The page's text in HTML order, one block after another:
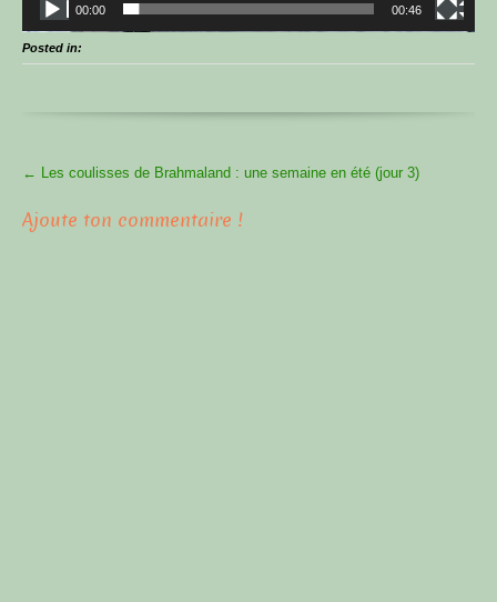
00:00 00:46
Posted in:
More
← Les coulisses de Brahmaland : une semaine en été (jour 3)
Ajoute ton commentaire !